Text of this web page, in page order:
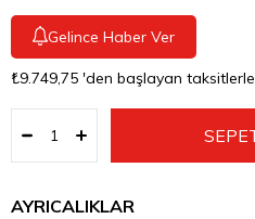
Gelince Haber Ver
₺9.749,75 'den başlayan taksitlerle
AYRICALIKLAR